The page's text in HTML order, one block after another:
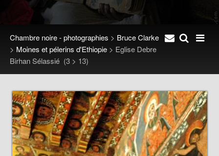
Chambre noire - photographies > Bruce Clarke
> Moines et pélerins d'Ethiopie > Eglise Debre
Birhan Sélassié (3 > 13)